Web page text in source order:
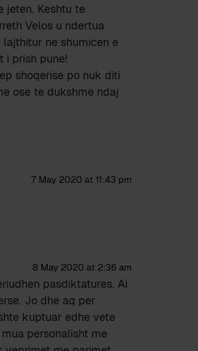
jeten. Keshtu te
Velos u ndertua
ne shumicen e
i prish pune!
shoqerise po nuk diti
ose te dukshme ndaj
7 May 2020 at 11:43 pm
8 May 2020 at 2:36 am
pasdiktatures. Ai
Jo dhe aq per
kuptuar edhe vete
personalisht me